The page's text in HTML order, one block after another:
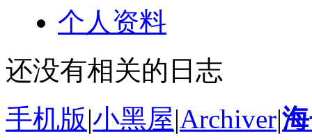
个人资料
还没有相关的日志
手机版|小黑屋|Archiver|